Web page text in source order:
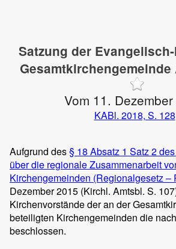
Satzung der
Vom 11.
KABl. 2018, S. 128
Aufgrund des§ 18 Absatz 1 Satz 2
über die regionale Zusammenarbeit
Kirchengemeinden (Regionalgesetz –
Dezember 2015 (Kirchl. Amtsbl. S.
Kirchenvorstände der an der
beteiligten Kirchengemeinden die
beschlossen.